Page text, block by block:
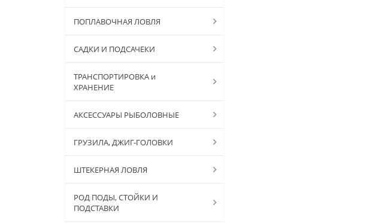
ПОПЛАВОЧНАЯ ЛОВЛЯ
САДКИ И ПОДСАЧЕКИ
ТРАНСПОРТИРОВКА и
ХРАНЕНИЕ
АКСЕССУАРЫ РЫБОЛОВНЫЕ
ГРУЗИЛА, ДЖИГ-ГОЛОВКИ
ШТЕКЕРНАЯ ЛОВЛЯ
РОД ПОДЫ, СТОЙКИ И
ПОДСТАВКИ